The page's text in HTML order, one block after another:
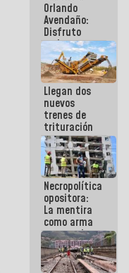
Orlando
Avendaño:
Disfruto
cada vez
que escribes
porque lo
que haces
es
embarrarla
Llegan dos
nuevos
trenes de
trituración
para
optimizar
manejo de
escombros
en La Guaira
Necropolítica
opositora:
La mentira
como arma
contra el
Pueblo